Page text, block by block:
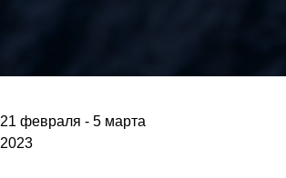
21 февраля - 5 марта
2023